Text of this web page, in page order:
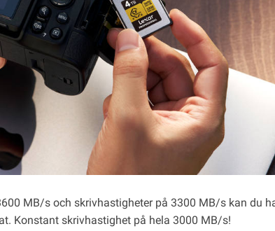
MB/s och skrivhastigheter på 3300 MB/s kan du
Konstant skrivhastighet på hela 3000 MB/s!